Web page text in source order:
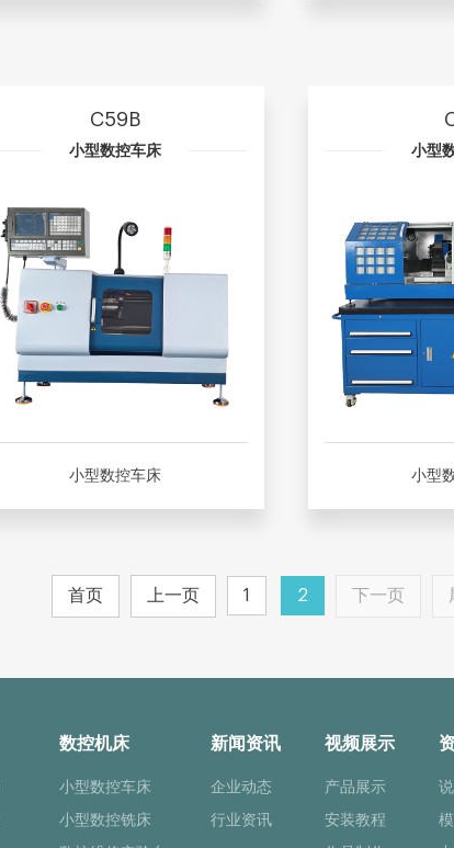
C59B
小型数控车床
小型数控车床
小型
小型
首页 上一页 1 2 下一页
数控机床
小型数控车床
小型数控铣床
新闻资讯
企业动态
行业资讯
视频展示
产品展示
安装教程